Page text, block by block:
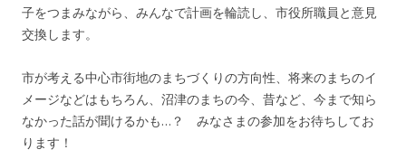
子をつまみながら、みんなで計画を輪読し、市役所職員と意見
交換します。
市が考える中心市街地のまちづくりの方向性、将来のまちのイ
メージなどはもちろん、沼津のまちの今、昔など、今まで知ら
なかった話が聞けるかも…？ みなさまの参加をお待ちしてお
ります！